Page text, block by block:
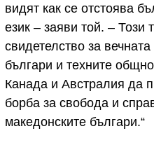
видят как се отстоява
език – заяви той. – Този
свидетелство за
българи и техните
Канада и Австралия да
борба за свобода и
македонските българи.“